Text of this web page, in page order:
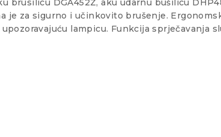
brusilicu DGA452Z, aku udarnu bušilicu
je za sigurno i učinkovito brušenje.
lampicu. Funkcija sprječavanja